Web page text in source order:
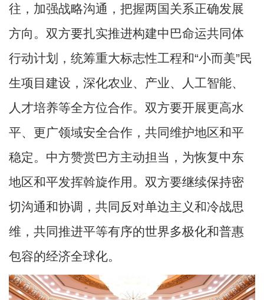
往，加强战略沟通，把握两国关系正确发展
方向。双方要扎实推进构建中巴命运共同体
行动计划，统筹重大标志性工程和“小而美”民
生项目建设，深化农业、产业、人工智能、
人才培养等全方位合作。双方要开展更高水
平、更广领域安全合作，共同维护地区和平
稳定。中方赞赏巴方主动担当，为恢复中东
地区和平发挥斡旋作用。双方要继续保持密
切沟通和协调，共同反对单边主义和冷战思
维，共同推进平等有序的世界多极化和普惠
包容的经济全球化。